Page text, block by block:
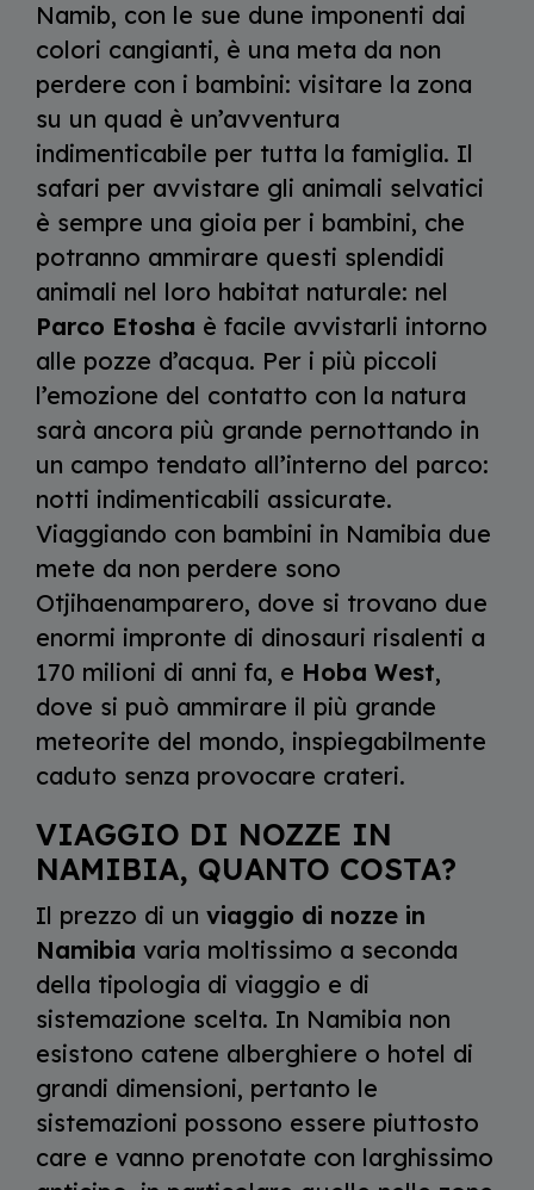
Namib, con le sue dune imponenti dai
colori cangianti, è una meta da non
perdere con i bambini: visitare la zona
su un quad è un’avventura
indimenticabile per tutta la famiglia. Il
safari per avvistare gli animali selvatici
è sempre una gioia per i bambini, che
potranno ammirare questi splendidi
animali nel loro habitat naturale: nel
Parco Etosha è facile avvistarli intorno
alle pozze d’acqua. Per i più piccoli
l’emozione del contatto con la natura
sarà ancora più grande pernottando in
un campo tendato all’interno del parco:
notti indimenticabili assicurate.
Viaggiando con bambini in Namibia due
mete da non perdere sono
Otjihaenamparero, dove si trovano due
enormi impronte di dinosauri risalenti a
170 milioni di anni fa, e Hoba West,
dove si può ammirare il più grande
meteorite del mondo, inspiegabilmente
caduto senza provocare crateri.
VIAGGIO DI NOZZE IN
NAMIBIA, QUANTO COSTA?
Il prezzo di un viaggio di nozze in
Namibia varia moltissimo a seconda
della tipologia di viaggio e di
sistemazione scelta. In Namibia non
esistono catene alberghiere o hotel di
grandi dimensioni, pertanto le
sistemazioni possono essere piuttosto
care e vanno prenotate con larghissimo